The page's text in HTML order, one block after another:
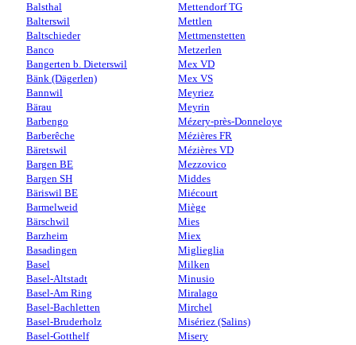
Balsthal
Balterswil
Baltschieder
Banco
Bangerten b. Dieterswil
Bänk (Dägerlen)
Bannwil
Bärau
Barbengo
Barberêche
Bäretswil
Bargen BE
Bargen SH
Bäriswil BE
Barmelweid
Bärschwil
Barzheim
Basadingen
Basel
Basel-Altstadt
Basel-Am Ring
Basel-Bachletten
Basel-Bruderholz
Basel-Gotthelf
Mettendorf TG
Mettlen
Mettmenstetten
Metzerlen
Mex VD
Mex VS
Meyriez
Meyrin
Mézery-près-Donneloye
Mézières FR
Mézières VD
Mezzovico
Middes
Miécourt
Miège
Mies
Miex
Miglieglia
Milken
Minusio
Miralago
Mirchel
Misériez (Salins)
Misery